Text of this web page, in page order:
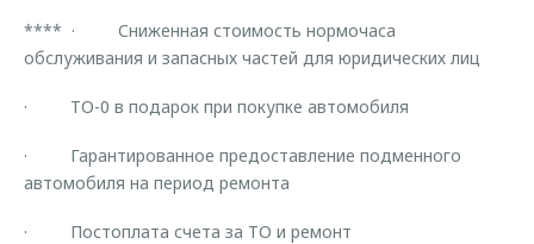
Калькулятор трейд-ин
Запчасти
**** · Сниженная стоимость нормочаса
обслуживания и запасных частей для юридических лиц
· ТО-0 в подарок при покупке автомобиля
· Гарантированное предоставление подменного
автомобиля на период ремонта
· Постоплата счета за ТО и ремонт